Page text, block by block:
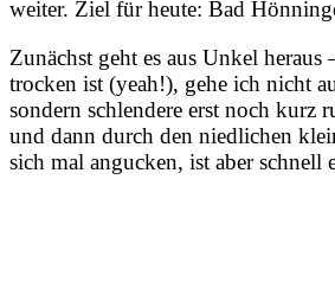
weiter. Ziel für heute: Bad
Zunächst geht es aus Unkel heraus
trocken ist (yeah!), gehe ich nicht
sondern schlendere erst noch kurz
und dann durch den niedlichen
sich mal angucken, ist aber schnell